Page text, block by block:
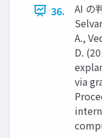
36.
AI の
A.,
D.
via